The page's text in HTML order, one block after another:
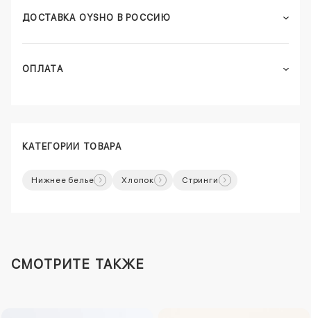
ДОСТАВКА OYSHO В РОССИЮ
ОПЛАТА
КАТЕГОРИИ ТОВАРА
Нижнее белье Хлопок Стринги
СМОТРИТЕ ТАКЖЕ